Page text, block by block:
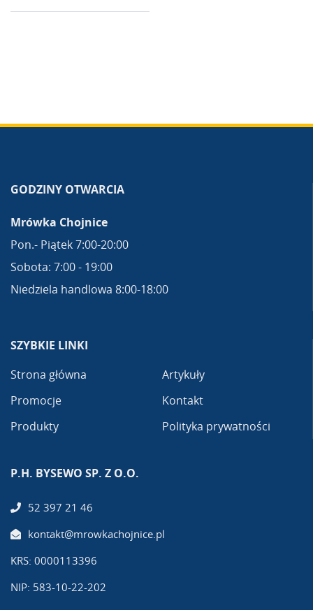
GODZINY OTWARCIA
Mrówka Chojnice
Pon.- Piątek 7:00-20:00
Sobota: 7:00 - 19:00
Niedziela handlowa 8:00-18:00
SZYBKIE LINKI
Strona główna
Promocje
Produkty
Artykuły
Kontakt
Polityka prywatności
P.H. BYSEWO SP. Z O.O.
52 397 21 46
kontakt@mrowkachojnice.pl
KRS: 0000113396
NIP: 583-10-22-202